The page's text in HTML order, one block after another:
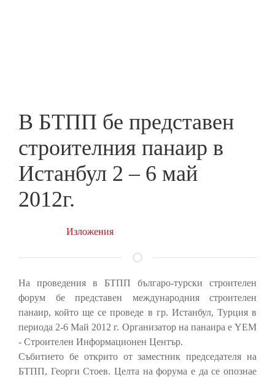
В БТПП бе представен
строителния панаир в
Истанбул 2 – 6 май
2012г.
Изложения
На проведения в БТПП българо-турски строителен
форум бе представен международния строителен
панаир, който ще се проведе в гр. Истанбул, Турция в
периода 2-6 Май 2012 г. Организатор на панаира е YEM
- Строителен Информационен Център.
Събитието бе открито от заместник председателя на
БТПП, Георги Стоев. Целта на форума е да се опознае